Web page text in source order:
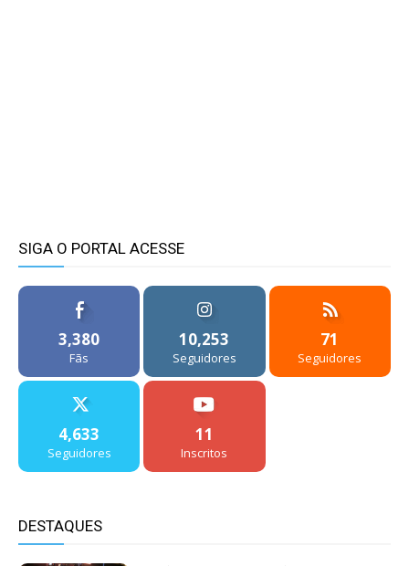
SIGA O PORTAL ACESSE
3,380
Fãs
10,253
Seguidores
71
Seguidores
4,633
Seguidores
11
Inscritos
DESTAQUES